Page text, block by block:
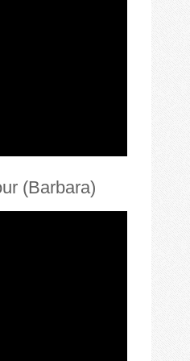
(Barbara)